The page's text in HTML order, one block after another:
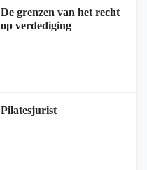
De grenzen van het recht
op verdediging
Pilatesjurist